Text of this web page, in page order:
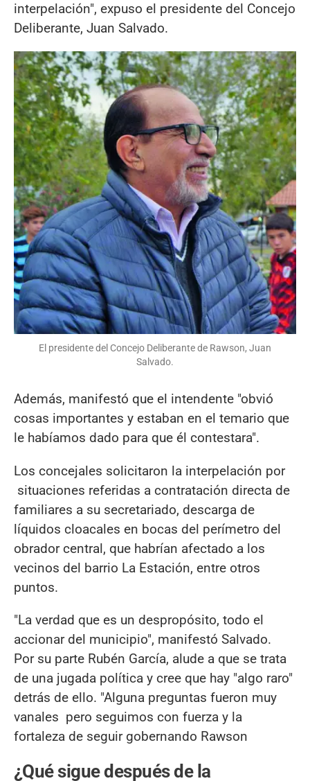
interpelación", expuso el presidente del Concejo
Deliberante, Juan Salvado.
El presidente del Concejo Deliberante de Rawson, Juan
Salvado.
Además, manifestó que el intendente "obvió
cosas importantes y estaban en el temario que
le habíamos dado para que él contestara".
Los concejales solicitaron la interpelación por
situaciones referidas a contratación directa de
familiares a su secretariado, descarga de
líquidos cloacales en bocas del perímetro del
obrador central, que habrían afectado a los
vecinos del barrio La Estación, entre otros
puntos.
"La verdad que es un despropósito, todo el
accionar del municipio", manifestó Salvado.
Por su parte Rubén García, alude a que se trata
de una jugada política y cree que hay "algo raro"
detrás de ello. "Alguna preguntas fueron muy
vanales pero seguimos con fuerza y la
fortaleza de seguir gobernando Rawson
¿Qué sigue después de la